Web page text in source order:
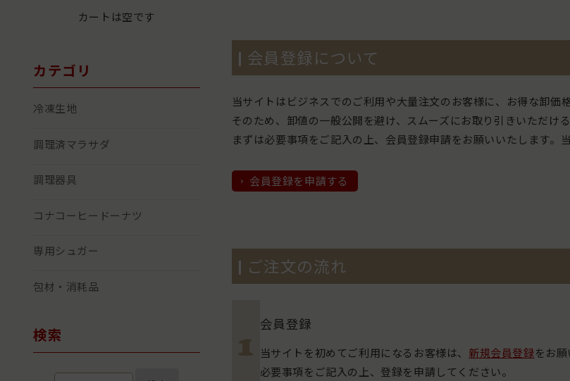
会員登録について
当サイトはビジネスでのご利用や大量注文のお客様に、お得な卸価
そのため、卸値の一般公開を避け、スムーズにお取り引きいただけ
まずは必要事項をご記入の上、会員登録申請をお願いいたします。
会員登録を申請する
ご注文の流れ
会員登録
当サイトを初めてご利用になるお客様は、 新規会員登録をお願
必要事項をご記入の上、登録を申請してください。
カートは空です
カテゴリ
冷凍生地
調理済マラサダ
調理器具
コナコーヒードーナツ
専用シュガー
包材・消耗品
検索